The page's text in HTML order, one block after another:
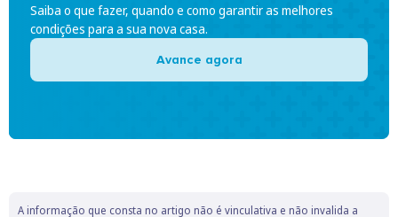
Saiba o que fazer, quando e como garantir as melhores
condições para a sua nova casa.
Avance agora
A informação que consta no artigo não é vinculativa e não invalida a